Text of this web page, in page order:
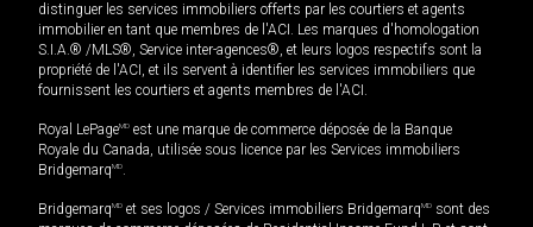
distinguer les services immobiliers offerts par les courtiers et agents
immobilier en tant que membres de l'ACI. Les marques d'homologation
S.I.A.® /MLS®, Service inter-agences®, et leurs logos respectifs sont la
propriété de l'ACI, et ils servent à identifier les services immobiliers que
fournissent les courtiers et agents membres de l'ACI.
Royal LePageMD est une marque de commerce déposée de la Banque
Royale du Canada, utilisée sous licence par les Services immobiliers
BridgemarqMD.
BridgemarqMD et ses logos / Services immobiliers BridgemarqMD sont des